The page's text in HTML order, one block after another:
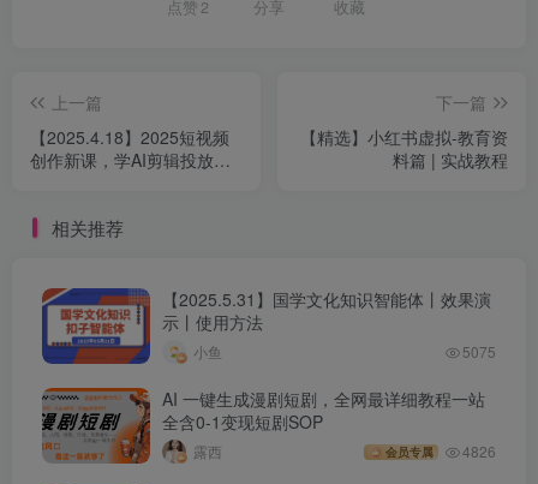
点赞 2 分享 收藏
上一篇
【2025.4.18】2025短视频
创作新课，学AI剪辑投放，
下一篇
【精选】小红书虚拟-教育资
料篇 | 实战教程
相关推荐
【2025.5.31】国学文化知识智能体丨效果演
示丨使用方法
小鱼 5075
AI 一键生成漫剧短剧，全网最详细教程一站
全含0-1变现短剧SOP
露西 会员专属 4826